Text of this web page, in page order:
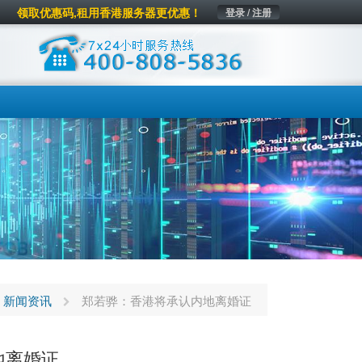
登录 / 注册
领取优惠码,租用香港服务器更优惠！
新闻资讯 郑若骅：香港将承认内地离婚证